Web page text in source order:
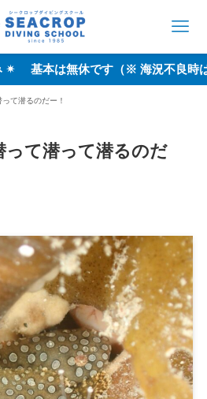
です（※ 海況不良時は休業する場
て潜るのだー！
って潜って潜るのだ